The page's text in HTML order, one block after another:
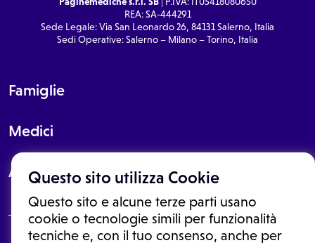
Questo sito utilizza Cookie
Questo sito e alcune terze parti usano
cookie o tecnologie simili per funzionalità
tecniche e, con il tuo consenso, anche per
REA: SA-444291
Sede Legale: Via San Leonardo 26, 84131 Salerno, Italia
Sedi Operative: Salerno – Milano – Torino, Italia
Famiglie
Medici
About